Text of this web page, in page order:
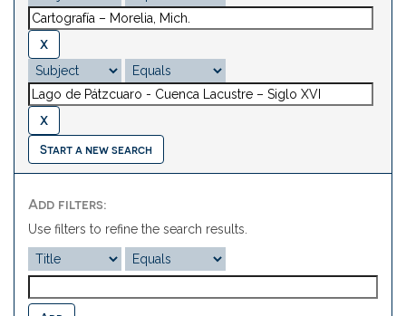
Start a new search
Add filters:
Use filters to refine the search results.